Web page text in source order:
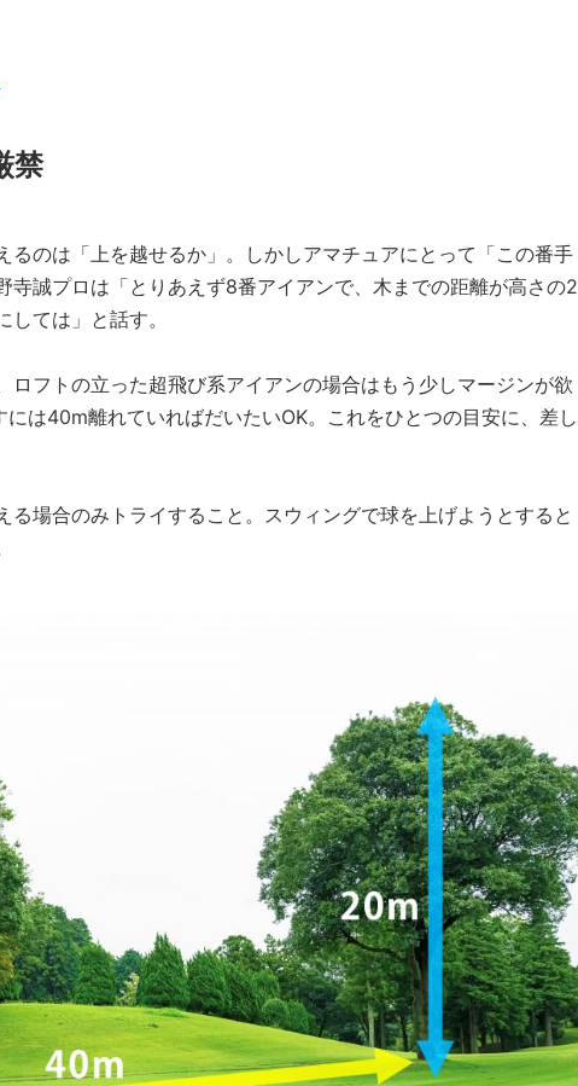
禁
るのは「上を越せるか」。しかしアマチュアにとって「この番手
寺誠プロは「とりあえず8番アイアンで、木までの距離が高さの2
ては」と話す。
ロフトの立った超飛び系アイアンの場合はもう少しマージンが欲
は40m離れていればだいたいOK。これをひとつの目安に、差し
場合のみトライすること。スウィングで球を上げようとすると